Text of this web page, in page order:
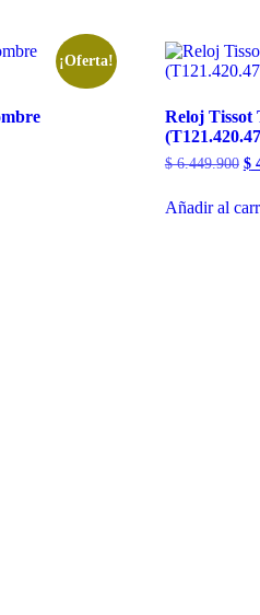
¡Oferta!
Reloj Tissot
$6.449.900 El
$
Añadir al